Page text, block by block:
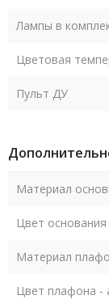
Лампы в
Цветовая
Пульт ДУ
Материал
Цвет основания
Материал
Цвет плафона -